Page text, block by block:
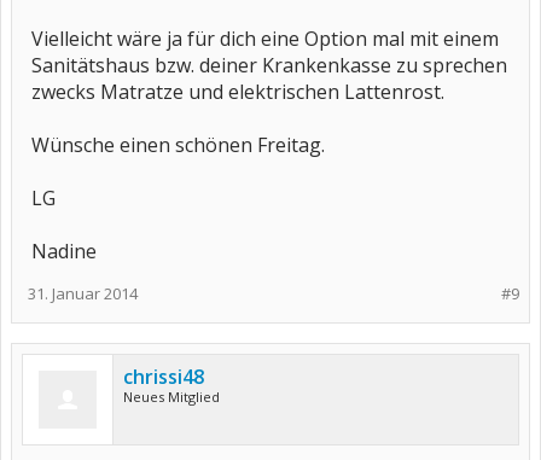
Vielleicht wäre ja für dich eine Option mal mit einem
Sanitätshaus bzw. deiner Krankenkasse zu sprechen
zwecks Matratze und elektrischen Lattenrost.
Wünsche einen schönen Freitag.
LG
Nadine
#9
31. Januar 2014
chrissi48
Neues Mitglied